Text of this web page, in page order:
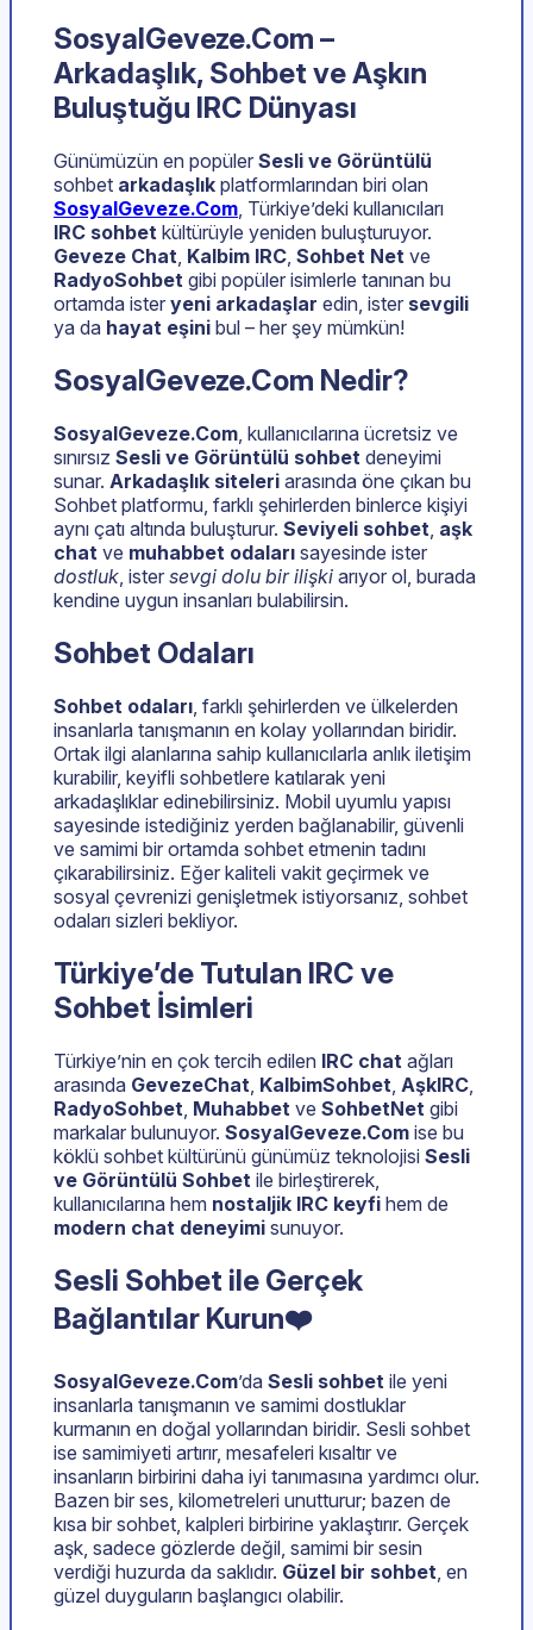
SosyalGeveze.Com –
Arkadaşlık, Sohbet ve Aşkın
Buluştuğu IRC Dünyası
Günümüzün en popüler Sesli ve Görüntülü
sohbet arkadaşlık platformlarından biri olan
SosyalGeveze.Com, Türkiye’deki kullanıcıları
IRC sohbet kültürüyle yeniden buluşturuyor.
Geveze Chat, Kalbim IRC, Sohbet Net ve
RadyoSohbet gibi popüler isimlerle tanınan bu
ortamda ister yeni arkadaşlar edin, ister sevgili
ya da hayat eşini bul – her şey mümkün!
SosyalGeveze.Com Nedir?
SosyalGeveze.Com, kullanıcılarına ücretsiz ve
sınırsız Sesli ve Görüntülü sohbet deneyimi
sunar. Arkadaşlık siteleri arasında öne çıkan bu
Sohbet platformu, farklı şehirlerden binlerce kişiyi
aynı çatı altında buluşturur. Seviyeli sohbet, aşk
chat ve muhabbet odaları sayesinde ister
dostluk, ister sevgi dolu bir ilişki arıyor ol, burada
kendine uygun insanları bulabilirsin.
Sohbet Odaları
Sohbet odaları , farklı şehirlerden ve ülkelerden
insanlarla tanışmanın en kolay yollarından biridir.
Ortak ilgi alanlarına sahip kullanıcılarla anlık iletişim
kurabilir, keyifli sohbetlere katılarak yeni
arkadaşlıklar edinebilirsiniz. Mobil uyumlu yapısı
sayesinde istediğiniz yerden bağlanabilir, güvenli
ve samimi bir ortamda sohbet etmenin tadını
çıkarabilirsiniz. Eğer kaliteli vakit geçirmek ve
sosyal çevrenizi genişletmek istiyorsanız, sohbet
odaları sizleri bekliyor.
Türkiye’de Tutulan IRC ve
Sohbet İsimleri
Türkiye’nin en çok tercih edilen IRC chat ağları
arasında GevezeChat KalbimSohbet AşkIRC
RadyoSohbet Muhabbet ve SohbetNet gibi
markalar bulunuyor. SosyalGeveze.Com ise bu
köklü sohbet kültürünü günümüz teknolojisi Sesli
ve Görüntülü Sohbet ile birleştirerek,
kullanıcılarına hem nostaljik IRC keyfi hem de
modern chat deneyimi sunuyor.
Sesli Sohbet ile Gerçek
Bağlantılar Kurun❤️
SosyalGeveze.Com’da Sesli sohbet ile yeni
insanlarla tanışmanın ve samimi dostluklar
kurmanın en doğal yollarından biridir. Sesli sohbet
ise samimiyeti artırır, mesafeleri kısaltır ve
insanların birbirini daha iyi tanımasına yardımcı olur.
Bazen bir ses, kilometreleri unutturur; bazen de
kısa bir sohbet, kalpleri birbirine yaklaştırır. Gerçek
aşk, sadece gözlerde değil, samimi bir sesin
verdiği huzurda da saklıdır. Güzel bir sohbet, en
güzel duyguların başlangıcı olabilir.